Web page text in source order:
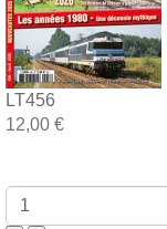
LT456
12,00 €